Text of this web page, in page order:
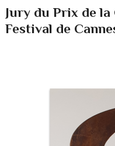
Jury du Prix de
Festival de